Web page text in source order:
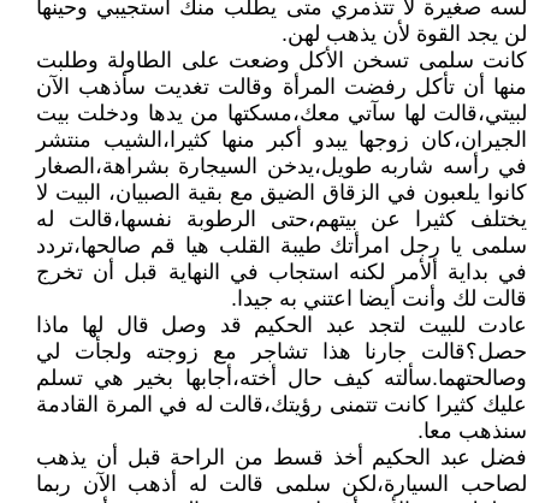
لسه صغيرة لا تتذمري متى يطلب منك استجيبي وحينها
لن يجد القوة لأن يذهب لهن.
كانت سلمى تسخن الأكل وضعت على الطاولة وطلبت
منها أن تأكل رفضت المرأة وقالت تغديت سأذهب الآن
لبيتي،قالت لها سآتي معك،مسكتها من يدها ودخلت بيت
الجيران،كان زوجها يبدو أكبر منها كثيرا،الشيب منتشر
في رأسه شاربه طويل،يدخن السيجارة بشراهة،الصغار
كانوا يلعبون في الزقاق الضيق مع بقية الصبيان، البيت لا
يختلف كثيرا عن بيتهم،حتى الرطوبة نفسها،قالت له
سلمى يا رجل امرأتك طيبة القلب هيا قم صالحها،تردد
في بداية ألأمر لكنه استجاب في النهاية قبل أن تخرج
قالت لك وأنت أيضا اعتني به جيدا.
عادت للبيت لتجد عبد الحكيم قد وصل قال لها ماذا
حصل؟قالت جارنا هذا تشاجر مع زوجته ولجأت لي
وصالحتهما.سألته كيف حال أخته،أجابها بخير هي تسلم
عليك كثيرا كانت تتمنى رؤيتك،قالت له في المرة القادمة
سنذهب معا.
فضل عبد الحكيم أخذ قسط من الراحة قبل أن يذهب
لصاحب السيارة،لكن سلمى قالت له أذهب الآن ربما